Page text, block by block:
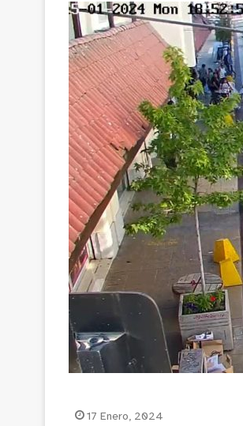
17 Enero, 2024